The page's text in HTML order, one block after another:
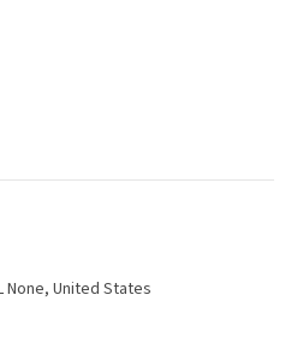
None, United States